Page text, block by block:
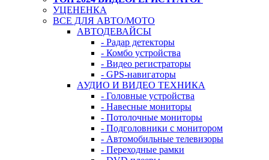
УЦЕНЕНКА
ВСЕ ДЛЯ АВТО/МОТО
АВТОДЕВАЙСЫ
- Радар детекторы
- Комбо устройства
- Видео регистраторы
- GPS-навигаторы
АУДИО И ВИДЕО ТЕХНИКА
- Головные устройства
- Навесные мониторы
- Потолочные мониторы
- Подголовники с монитором
- Автомобильные телевизоры
- Переходные рамки